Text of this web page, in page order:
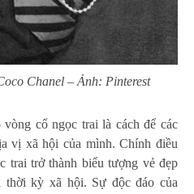
Chanel – Ảnh: Pinterest
cổ ngọc trai là cách để các
vị xã hội của mình. Chính điều
trai trở thành biểu tượng vẻ đẹp
kỳ xã hội. Sự độc đáo của